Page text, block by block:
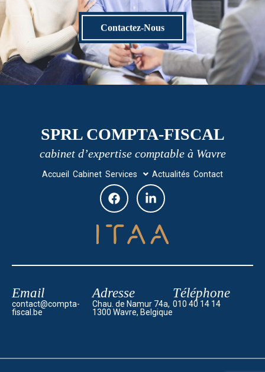
Contactez-Nous
SPRL COMPTA-FISCAL
cabinet d’expertise comptable à Wavre
Accueil Cabinet Services Actualités Contact
Email
contact@compta-
fiscal.be
Adresse
Chau. de Namur 74a,
1300 Wavre, Belgique
Téléphone
010 40 14 14